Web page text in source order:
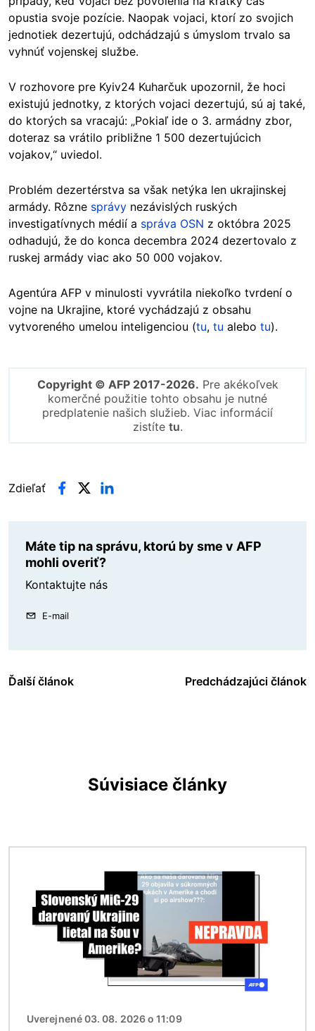
opustia svoje pozície. Naopak vojaci, ktorí zo svojich
jednotiek dezertujú, odchádzajú s úmyslom trvalo sa
vyhnúť vojenskej službe.
V rozhovore pre Kyiv24 Kuharčuk upozornil, že hoci
existujú jednotky, z ktorých vojaci dezertujú, sú aj také,
do ktorých sa vracajú: „Pokiaľ ide o 3. armádny zbor,
doteraz sa vrátilo približne 1 500 dezertujúcich
vojakov,“ uviedol.
Problém dezertérstva sa však netýka len ukrajinskej
armády. Rôzne správy nezávislých ruských
investigatívnych médií a správa OSN z októbra 2025
odhadujú, že do konca decembra 2024 dezertovalo z
ruskej armády viac ako 50 000 vojakov.
Agentúra AFP v minulosti vyvrátila niekoľko tvrdení o
vojne na Ukrajine, ktoré vychádzajú z obsahu
vytvoreného umelou inteligenciou (tu, tu alebo tu).
Copyright © AFP 2017-2026. Pre akékoľvek
komerčné použitie tohto obsahu je nutné
predplatenie našich služieb. Viac informácií
zistíte tu.
Zdieľať
Máte tip na správu, ktorú by sme v AFP
mohli overiť?
Kontaktujte nás
E-mail
Ďalší článok Predchádzajúci článok
Súvisiace články
Uverejnené 03. 08. 2026 o 11:09